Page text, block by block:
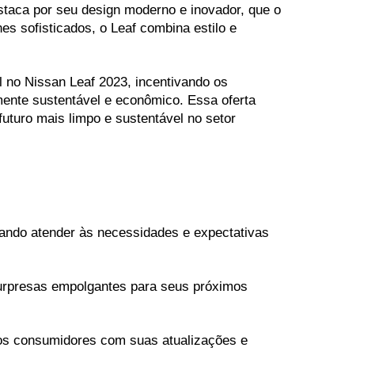
por seu design moderno e inovador, que o
sofisticados, o Leaf combina estilo e
Nissan Leaf 2023, incentivando os
sustentável e econômico. Essa oferta
mais limpo e sustentável no setor
atender às necessidades e expectativas
empolgantes para seus próximos
consumidores com suas atualizações e